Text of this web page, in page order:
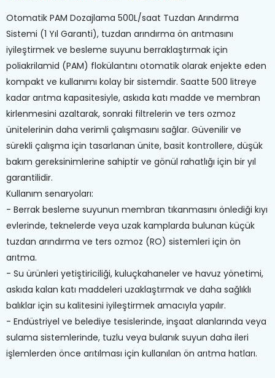
Otomatik PAM Dozajlama 500L/saat Tuzdan Arındırma
Sistemi (1 Yıl Garanti), tuzdan arındırma ön arıtmasını
iyileştirmek ve besleme suyunu berraklaştırmak için
poliakrilamid (PAM) flokülantını otomatik olarak enjekte eden
kompakt ve kullanımı kolay bir sistemdir. Saatte 500 litreye
kadar arıtma kapasitesiyle, askıda katı madde ve membran
kirlenmesini azaltarak, sonraki filtrelerin ve ters ozmoz
ünitelerinin daha verimli çalışmasını sağlar. Güvenilir ve
sürekli çalışma için tasarlanan ünite, basit kontrollere, düşük
bakım gereksinimlerine sahiptir ve gönül rahatlığı için bir yıl
garantilidir.
Kullanım senaryoları:
- Berrak besleme suyunun membran tıkanmasını önlediği kıyı
evlerinde, teknelerde veya uzak kamplarda bulunan küçük
tuzdan arındırma ve ters ozmoz (RO) sistemleri için ön
arıtma.
- Su ürünleri yetiştiriciliği, kuluçkahaneler ve havuz yönetimi,
askıda kalan katı maddeleri uzaklaştırmak ve daha sağlıklı
balıklar için su kalitesini iyileştirmek amacıyla yapılır.
- Endüstriyel ve belediye tesislerinde, inşaat alanlarında veya
sulama sistemlerinde, tuzlu veya bulanık suyun daha ileri
işlemlerden önce arıtılması için kullanılan ön arıtma hatları.